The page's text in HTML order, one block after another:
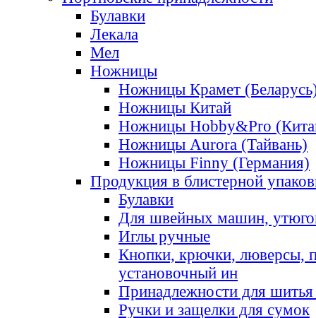
Булавки
Лекала
Мел
Ножницы
Ножницы Крамет
Ножницы Китай
Ножницы Hobby&Pro
Ножницы Aurora (Тайвань)
Ножницы Finny (Германия)
Продукция в блистерной
Булавки
Для швейных машин,
Иглы ручные
Кнопки, крючки, люверсы,
установочный ин
Принадлежности для шитья
Ручки и защелки для сумок